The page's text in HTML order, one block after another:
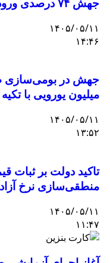
۱۴۰۵/۰۵/۱۱
۱۴:۴۶
میلیون یورویی با
۱۴۰۵/۰۵/۱۱
۱۳:۵۲
تاکید دولت بر ثبات
منطقی‌سازی نرخ آزاد
۱۴۰۵/۰۵/۱۱
۱۱:۴۷